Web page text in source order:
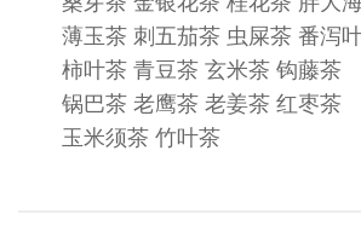
薄玉茶 刺五茄茶 虫屎茶 番泻
柿叶茶 青豆茶 玄米茶 钩藤茶
锅巴茶 老鹰茶 老姜茶 红枣茶
玉米须茶 竹叶茶